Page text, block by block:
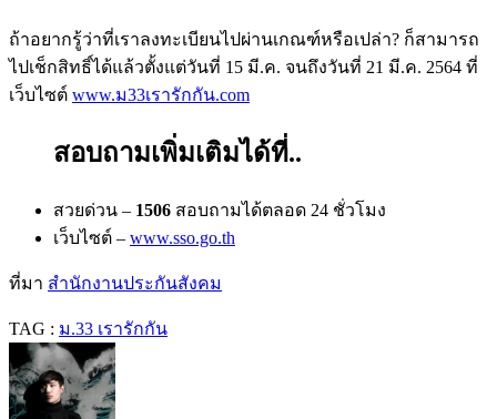
ถ้าอยากรู้ว่าที่เราลงทะเบียนไปผ่านเกณฑ์หรือเปล่า? ก็สามารถ
ไปเช็กสิทธิ์ได้แล้วตั้งแต่วันที่ 15 มี.ค. จนถึงวันที่ 21 มี.ค. 2564 ที่
เว็บไซต์ www.ม33เรารักกัน.com
สอบถามเพิ่มเติมได้ที่..
สวยด่วน – 1506 สอบถามได้ตลอด 24 ชั่วโมง
เว็บไซต์ – www.sso.go.th
ที่มา สำนักงานประกันสังคม
TAG : ม.33 เรารักกัน